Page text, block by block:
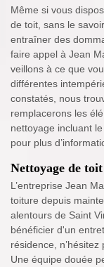
Même si vous
de toit, sans le
entraîner des
faire appel à Jean
veillons à ce que
différentes
constatés, nous
remplacerons les
nettoyage incluant
pour plus
Nettoyage de
L’entreprise Jean
toiture depuis
alentours de Saint
bénéficier d'un
résidence,
Une équipe douée